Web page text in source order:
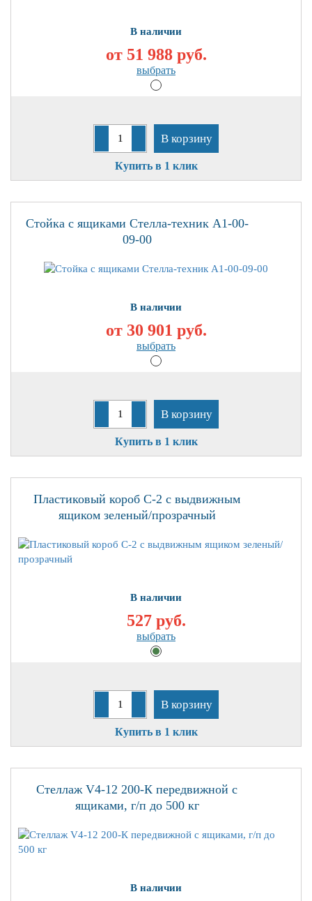
В наличии
от 51 988руб.
выбрать
В корзину
Купить в 1 клик
Стойка с ящиками Стелла-техник А1-00-
09-00
В наличии
от 30 901 руб.
выбрать
В корзину
Купить в 1 клик
Пластиковый короб С-2 с выдвижным
ящиком зеленый/прозрачный
В наличии
527 руб.
выбрать
В корзину
Купить в 1 клик
Стеллаж V4-12 200-К передвижной с
ящиками, г/п до 500 кг
В наличии